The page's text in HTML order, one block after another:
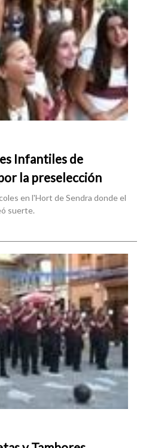
Infantiles de
la preselección
en l'Hort de Sendra donde el
suerte.